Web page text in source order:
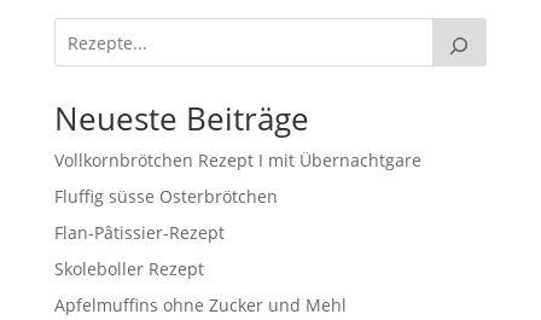
Neueste Beiträge
Vollkornbrötchen Rezept I mit Übernachtgare
Fluffig süsse Osterbrötchen
Flan-Pâtissier-Rezept
Skoleboller Rezept
Apfelmuffins ohne Zucker und Mehl